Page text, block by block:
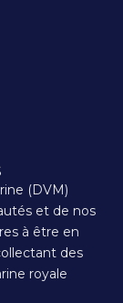
(DVM)
et de nos
à être en
des
royale